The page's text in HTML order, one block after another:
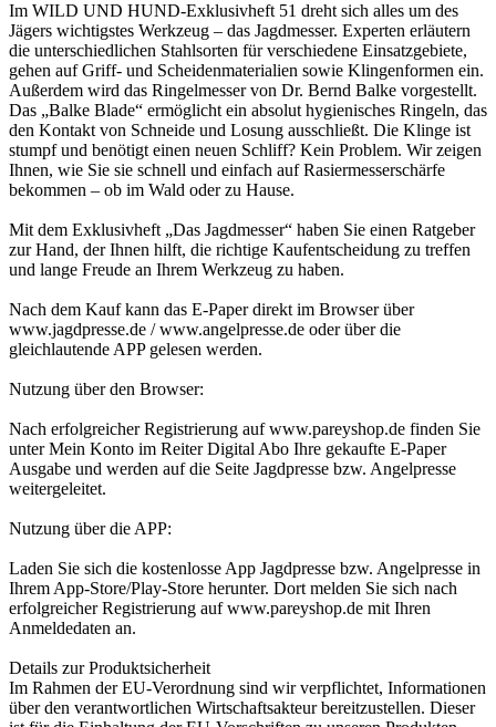
Im WILD UND HUND-Exklusivheft 51 dreht sich alles um des
Jägers wichtigstes Werkzeug – das Jagdmesser. Experten erläutern
die unterschiedlichen Stahlsorten für verschiedene Einsatzgebiete,
gehen auf Griff- und Scheidenmaterialien sowie Klingenformen ein.
Außerdem wird das Ringelmesser von Dr. Bernd Balke vorgestellt.
Das „Balke Blade“ ermöglicht ein absolut hygienisches Ringeln, das
den Kontakt von Schneide und Losung ausschließt. Die Klinge ist
stumpf und benötigt einen neuen Schliff? Kein Problem. Wir zeigen
Ihnen, wie Sie sie schnell und einfach auf Rasiermesserschärfe
bekommen – ob im Wald oder zu Hause.
Mit dem Exklusivheft „Das Jagdmesser“ haben Sie einen Ratgeber
zur Hand, der Ihnen hilft, die richtige Kaufentscheidung zu treffen
und lange Freude an Ihrem Werkzeug zu haben.
Nach dem Kauf kann das E-Paper direkt im Browser über
www.jagdpresse.de / www.angelpresse.de oder über die
gleichlautende APP gelesen werden.
Nutzung über den Browser:
Nach erfolgreicher Registrierung auf www.pareyshop.de finden Sie
unter Mein Konto im Reiter Digital Abo Ihre gekaufte E-Paper
Ausgabe und werden auf die Seite Jagdpresse bzw. Angelpresse
weitergeleitet.
Nutzung über die APP:
Laden Sie sich die kostenlosse App Jagdpresse bzw. Angelpresse in
Ihrem App-Store/Play-Store herunter. Dort melden Sie sich nach
erfolgreicher Registrierung auf www.pareyshop.de mit Ihren
Anmeldedaten an.
Details zur Produktsicherheit
Im Rahmen der EU-Verordnung sind wir verpflichtet, Informationen
über den verantwortlichen Wirtschaftsakteur bereitzustellen. Dieser